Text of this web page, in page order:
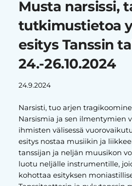
Musta narsissi,
tutkimustietoa
esitys Tanssin
24.-26.10.2024
24.9.2024
Narsisti, tuo arjen
Narsismia ja sen ilmentymien
ihmisten välisessä
esitys nostaa musiikin ja
tanssijan ja neljän muusikon
luotu neljälle instrumentille,
kohottaa esityksen